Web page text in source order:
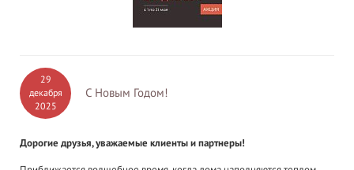
29
декабря
2025
С Новым Годом!
Дорогие друзья, уважаемые клиенты и партнеры!